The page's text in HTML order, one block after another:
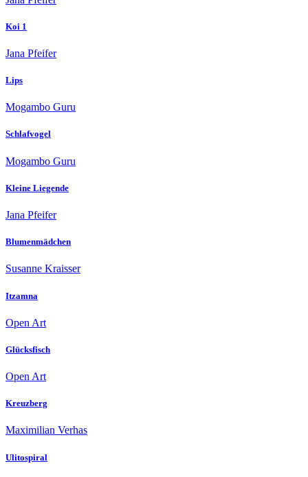
Koi 1
Jana Pfeifer
Lips
Mogambo Guru
Schlafvogel
Mogambo Guru
Kleine Liegende
Jana Pfeifer
Blumenmädchen
Susanne Kraisser
Itzamna
Open Art
Glücksfisch
Open Art
Kreuzberg
Maximilian Verhas
Ulitospiral